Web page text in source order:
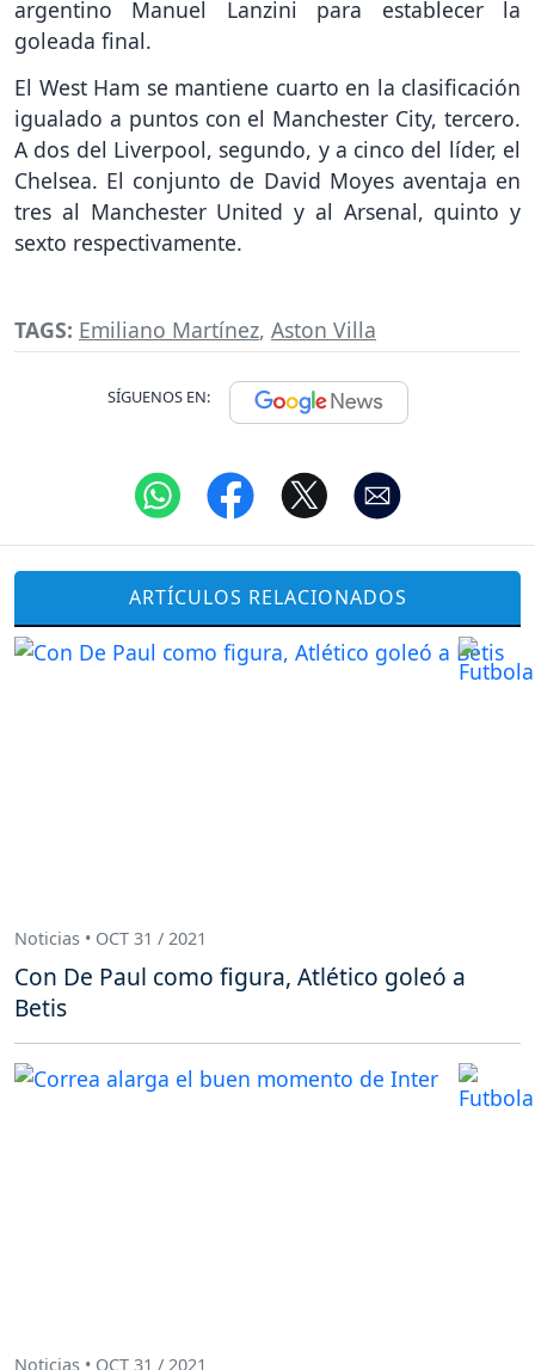
argentino Manuel Lanzini para establecer la
goleada final.
El West Ham se mantiene cuarto en la clasificación
igualado a puntos con el Manchester City, tercero.
A dos del Liverpool, segundo, y a cinco del líder, el
Chelsea. El conjunto de David Moyes aventaja en
tres al Manchester United y al Arsenal, quinto y
sexto respectivamente.
TAGS: Emiliano Martínez, Aston Villa
SÍGUENOS EN:
ARTÍCULOS RELACIONADOS
Noticias • OCT 31 / 2021
Con De Paul como figura, Atlético goleó a
Betis
Noticias • OCT 31 / 2021